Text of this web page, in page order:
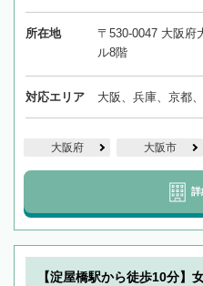
所在地
〒530-0047 大阪
ル8階
対応エリア 大阪、兵庫、京都
大阪府 大阪市
詳
【淀屋橋駅から徒歩10分】